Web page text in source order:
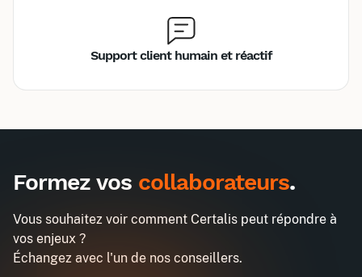
Support client humain et réactif
Analyser vos données grâce à
Entreprise*
Formez vos collaborateurs.
Vous souhaitez voir comment Certalis peut répondre à
vos enjeux ?
Échangez avec l'un de nos conseillers.